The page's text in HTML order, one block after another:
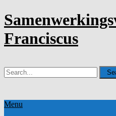
Franciscus
Menu